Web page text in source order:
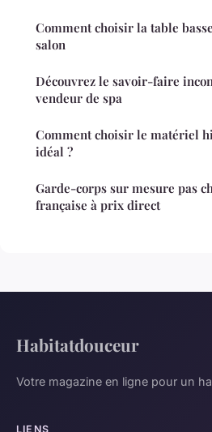
Comment choisir la table
salon
Découvrez le savoir-faire
vendeur de spa
Comment choisir le matériel
idéal ?
Garde-corps sur mesure pas
française à prix direct
Habitatdouceur
Votre magazine en ligne pour un
LIENS